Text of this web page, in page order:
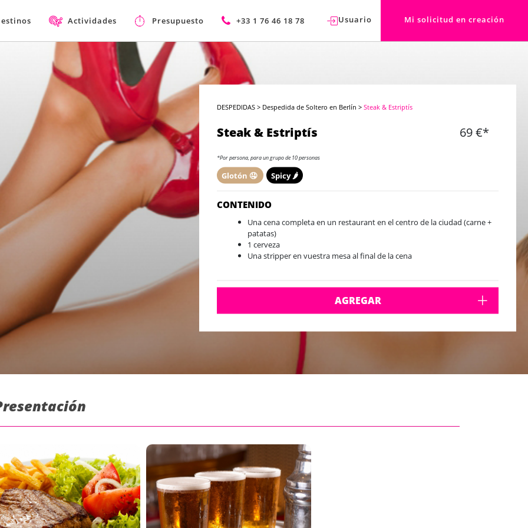
Actividades Presupuesto +33 1 76 46 18 78 Usuario Mi solicitud en creación
DESPEDIDAS > Despedida de Soltero en Berlín >Steak & Estriptís
Steak & Estriptís 69 €*
*Por persona, para un grupo de 10 personas
Glotón 🤤 Spicy 🌶️
CONTENIDO
Una cena completa en un restaurant en el centro de la ciudad (carne +
patatas)
1 cerveza
Una stripper en vuestra mesa al final de la cena
AGREGAR